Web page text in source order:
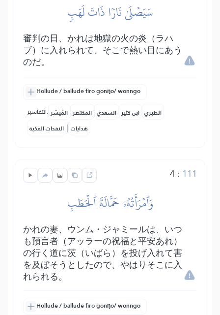
سَيَصۡلَىٰ نَارٗا ذَاتَ لَهَبٖ
審判の日、かれは地獄の火の炎（ラハ
ブ）に入れられて、そこで熱い目にあう
のだ。
Hollude / ballude firo gonŋo/ wonngo
التفاسير: المُيسَّر المختصر السعدي ابن كثير الطبري
النفحات المكية | هدايات
4: 111
وَٱمۡرَأَتُهُۥ حَمَّالَةَ ٱلۡحَطَبِ
かれの妻、ウンム・ジャミールは、いつ
も預言者（アッラーの祝福と平安あれ）
の行く道に茨（いばら）を投げ入れて害
を及ぼそうとしたので、やはりそこに入
れられる。
Hollude / ballude firo gonŋo/ wonngo